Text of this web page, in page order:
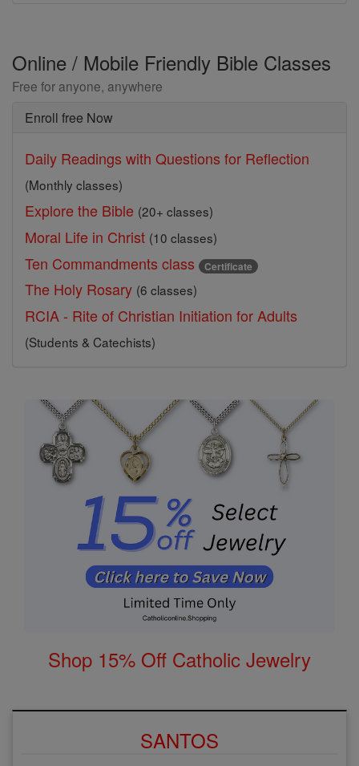
Online / Mobile Friendly Bible Classes
Free for anyone, anywhere
Enroll free Now
Daily Readings with Questions for Reflection
(Monthly classes)
Explore the Bible (20+ classes)
Moral Life in Christ (10 classes)
Ten Commandments class Certificate
The Holy Rosary (6 classes)
RCIA - Rite of Christian Initiation for Adults
(Students & Catechists)
Shop 15% Off Catholic Jewelry
SANTOS